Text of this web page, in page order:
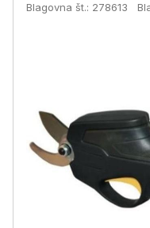
Blagovna št.: 278613